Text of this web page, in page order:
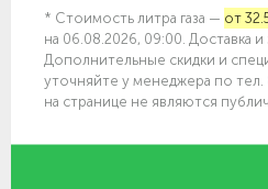
* Стоимость литра газа — от
на 06.08.2026, 09:00. Доставка и
Дополнительные скидки и
уточняйте у менеджера по тел.
на странице не являются